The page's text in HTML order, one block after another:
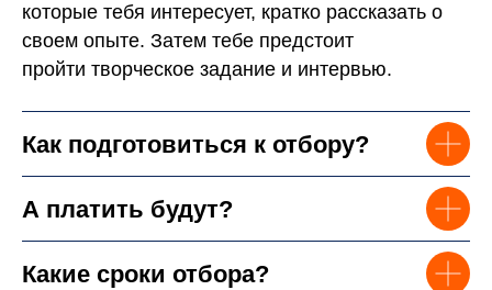
которые тебя интересует, кратко рассказать о
своем опыте. Затем тебе предстоит
пройти творческое задание и интервью.
Как подготовиться к отбору?
А платить будут?
Какие сроки отбора?